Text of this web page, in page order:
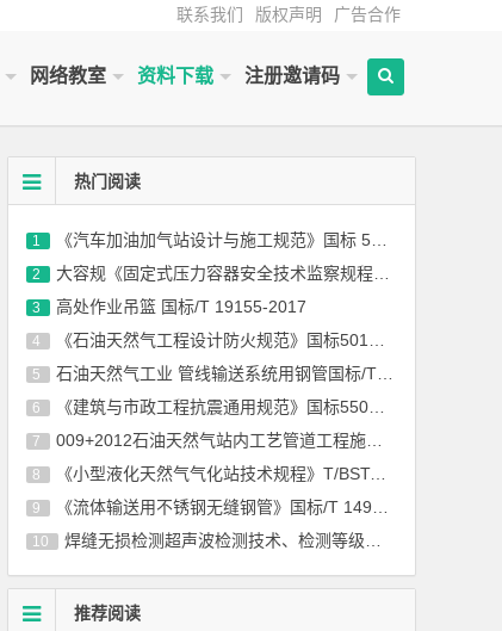
联系我们 版权声明 广告合作
网络教室 资料下载 注册邀请码
热门阅读
1 《汽车加油加气站设计与施工规范》国标 50156-2012(2014年版)
2 大容规《固定式压力容器安全技术监察规程》TSG 21-2016
3 高处作业吊篮 国标/T 19155-2017
4 《石油天然气工程设计防火规范》国标50183-2004-2015
5 石油天然气工业 管线输送系统用钢管国标/T 9711-2017
6 《建筑与市政工程抗震通用规范》国标55002-2021
7 009+2012石油天然气站内工艺管道工程施工规范国标 50540-2009（2012年版）
8 《小型液化天然气气化站技术规程》T/BSTAUM 001-2017下载
9 《流体输送用不锈钢无缝钢管》国标/T 14976-2012
10 焊缝无损检测超声波检测技术、检测等级和评定国标／T 11345-2013
推荐阅读